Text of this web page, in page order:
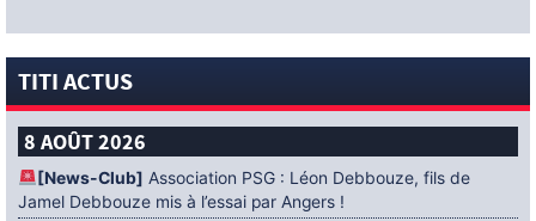
TITI ACTUS
8 AOÛT 2026
[News-Club] Association PSG : Léon Debbouze, fils de
Jamel Debbouze mis à l’essai par Angers !